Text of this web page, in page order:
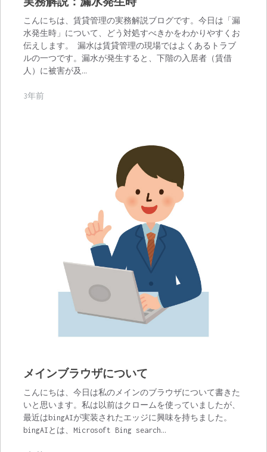
こんにちは、賃貸管理の実務解説ブログです。今日は「漏
水発生時」について、どう対処すべきかをわかりやすくお
伝えします。 漏水は賃貸管理の現場ではよくあるトラブ
ルの一つです。漏水が発生すると、下階の入居者（賃借
人）に被害が及…
3年前
メインブラウザについて
こんにちは、今日は私のメインのブラウザについて書きた
いと思います。私は以前はクロームを使っていましたが、
最近はbingAIが実装されたエッジに興味を持ちました。
bingAIとは、Microsoft Bing search…